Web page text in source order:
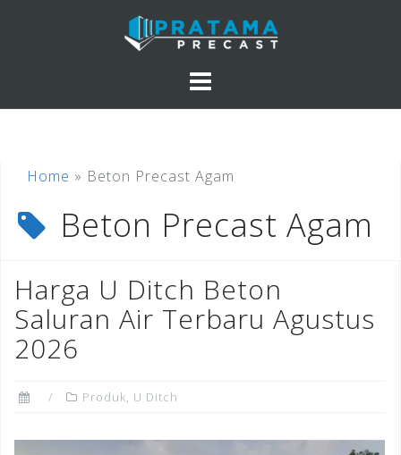
Home » Beton Precast Agam
Beton Precast Agam
Harga U Ditch Beton
Saluran Air Terbaru Agustus
2026
Produk, U Ditch